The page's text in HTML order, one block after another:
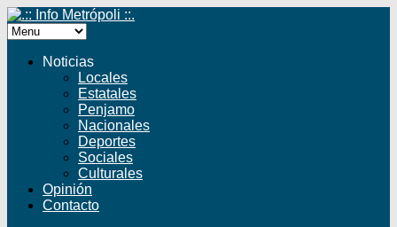
Noticias
Locales
Estatales
Penjamo
Nacionales
Deportes
Sociales
Culturales
Opinión
Contacto